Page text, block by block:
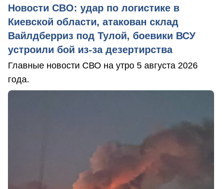
Новости СВО: удар по логистике в
Киевской области, атакован склад
Вайлдберриз под Тулой, боевики ВСУ
устроили бой из-за дезертирства
Главные новости СВО на утро 5 августа 2026
года.